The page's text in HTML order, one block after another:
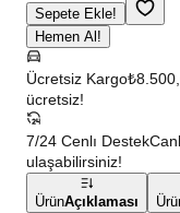
Sepete Ekle!
Hemen Al!
Ücretsiz Kargo
ücretsiz!
7/24 Cenlı Destek
ulaşabilirsiniz!
ÜrünAçıklaması